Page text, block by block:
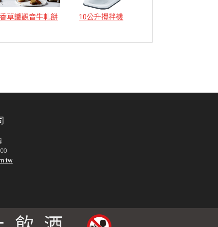
香草鐵觀音牛軋餅 10公升攪拌機